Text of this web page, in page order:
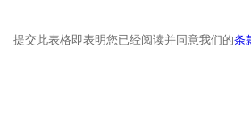
提交此表格即表明您已经阅读并同意我们的条